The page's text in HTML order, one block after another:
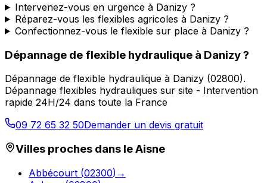
Intervenez-vous en urgence à Danizy ?
Réparez-vous les flexibles agricoles à Danizy ?
Confectionnez-vous le flexible sur place à Danizy ?
Dépannage de flexible hydraulique à Danizy?
Dépannage de flexible hydraulique à Danizy (02800).
Dépannage flexibles hydrauliques sur site - Intervention
rapide 24H/24 dans toute la France
09 72 65 32 50Demander un devis gratuit
Villes proches dans leAisne
Abbécourt (02300) →